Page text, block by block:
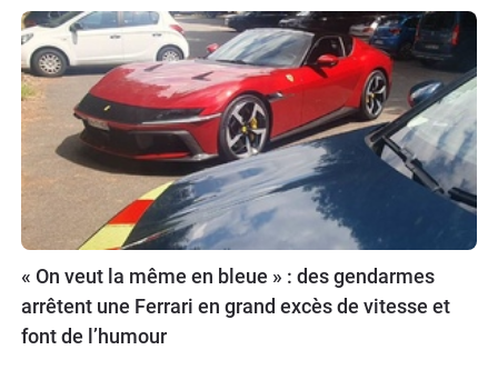
« On veut la même en bleue » : des gendarmes
arrêtent une Ferrari en grand excès de vitesse et
font de l’humour